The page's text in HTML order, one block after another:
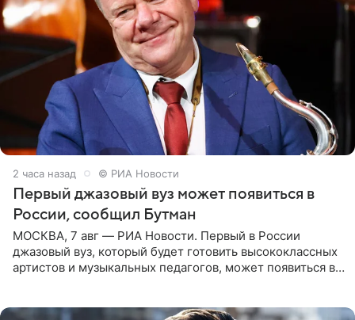
2 часа назад © РИА Новости
Первый джазовый вуз может появиться в
России, сообщил Бутман
МОСКВА, 7 авг — РИА Новости. Первый в России
джазовый вуз, который будет готовить высококлассных
артистов и музыкальных педагогов, может появиться в